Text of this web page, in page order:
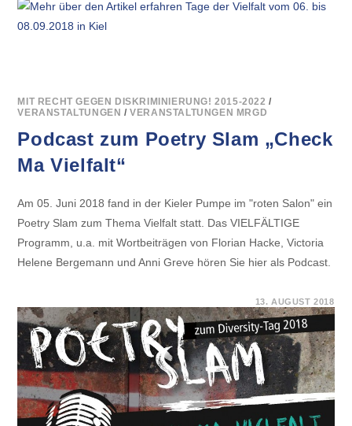
DER
MIT RECHT GEGEN DISKRIMINIERUNG! 2015-2022 /
VERANSTALTUNGEN /VERANSTALTUNGEN MRGD
Podcast zum Poetry Slam „Check
Ma Vielfalt“
Am 05. Juni 2018 fand in der Kieler Pumpe im "roten Salon" ein
Poetry Slam zum Thema Vielfalt statt. Das VIELFÄLTIGE
Programm, u.a. mit Wortbeiträgen von Florian Hacke, Victoria
Helene Bergemann und Anni Greve hören Sie hier als Podcast.
PODCAST
ZUM
POETRY
SLAM
„CHECK
MA
VIELFALT“
13. AUGUST 2018